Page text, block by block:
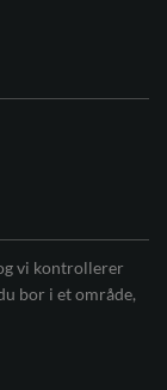
vi kontrollerer
bor i et område,